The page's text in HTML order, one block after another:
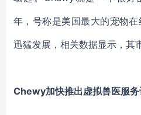
年，号称是美国最大的宠物
迅猛发展，相关数据显示，其
Chewy加快推出虚拟兽医服务